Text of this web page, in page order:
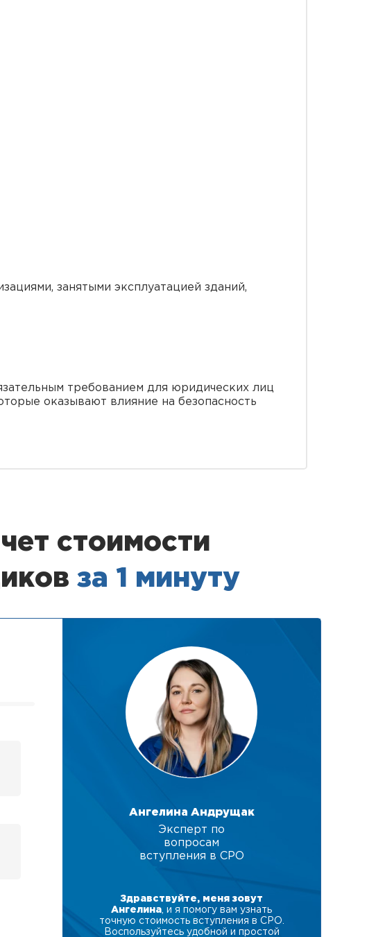
занятыми эксплуатацией зданий,
требованием для юридических лиц
оказывают влияние на безопасность
стоимости
за 1 минуту
Ангелина Андрущак
Эксперт по
вопросам
вступления в СРО
Здравствуйте, меня зовут
Ангелина , и я помогу вам узнать
точную стоимость вступления в СРО.
Воспользуйтесь удобной и простой